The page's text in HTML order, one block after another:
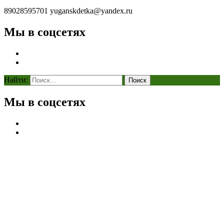
89028595701 yuganskdetka@yandex.ru
Мы в соцсетях
Найти:
Мы в соцсетях